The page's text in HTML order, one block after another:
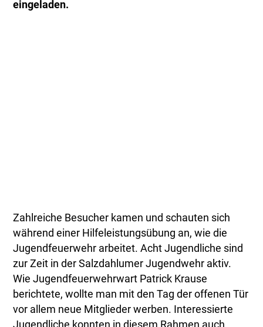
eingeladen.
Zahlreiche Besucher kamen und schauten sich
während einer Hilfeleistungsübung an, wie die
Jugendfeuerwehr arbeitet. Acht Jugendliche sind
zur Zeit in der Salzdahlumer Jugendwehr aktiv.
Wie Jugendfeuerwehrwart Patrick Krause
berichtete, wollte man mit den Tag der offenen Tür
vor allem neue Mitglieder werben. Interessierte
Jugendliche konnten in diesem Rahmen auch